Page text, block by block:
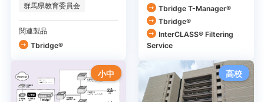
群馬県教育委員会
関連製品
Tbridge®
Tbridge T-Manager®
Tbridge®
InterCLASS®︎ Filtering
Service
小中 高校